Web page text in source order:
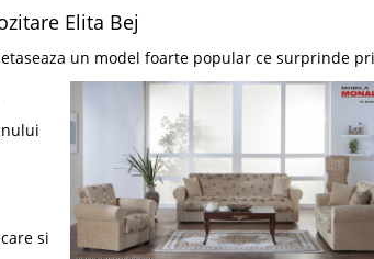
Elita Bej
un model foarte popular ce surprinde
si